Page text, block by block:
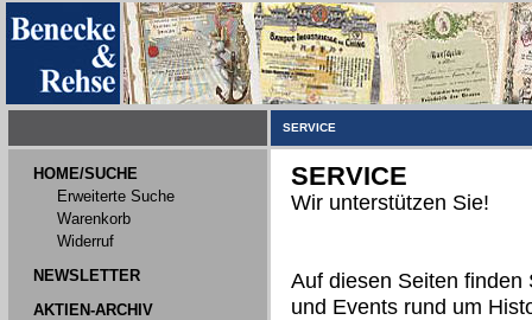
SERVICE
HOME/SUCHE
Erweiterte Suche
Warenkorb
Widerruf
NEWSLETTER
AKTIEN-ARCHIV
SERVICE
Wir unterstützen Sie!
Auf diesen Seiten finden
und Events rund um